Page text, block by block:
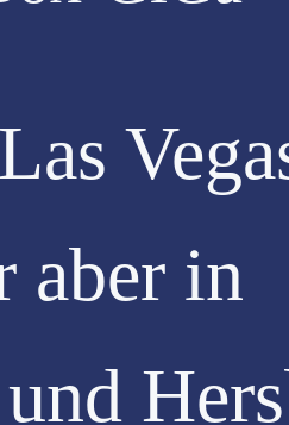
aber in